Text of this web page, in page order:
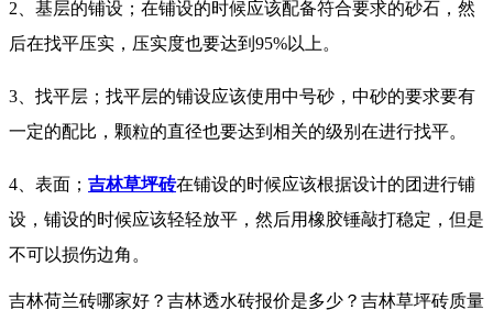
2、基层的铺设；在铺设的时候应该配备符合要求的砂石，然
后在找平压实，压实度也要达到95%以上。
3、找平层；找平层的铺设应该使用中号砂，中砂的要求要有
一定的配比，颗粒的直径也要达到相关的级别在进行找平。
4、表面； 吉林草坪砖在铺设的时候应该根据设计的团进行铺
设，铺设的时候应该轻轻放平，然后用橡胶锤敲打稳定，但是
不可以损伤边角。
吉林荷兰砖哪家好？吉林透水砖报价是多少？吉林草坪砖质量